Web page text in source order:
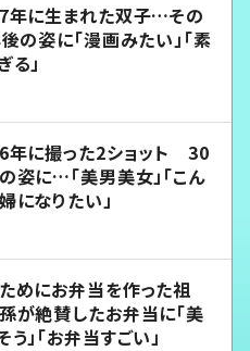
年に生まれた双子…その
の姿に「漫画みたい」「素
る」
年に撮った2ショット 30
姿に…「美男美女」「こん
になりたい」
めにお弁当を作った祖
絶賛したお弁当に「美
う」「お弁当すごい」